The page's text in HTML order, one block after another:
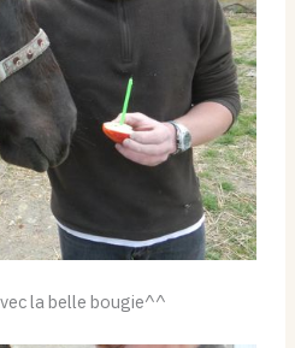
la belle bougie^^